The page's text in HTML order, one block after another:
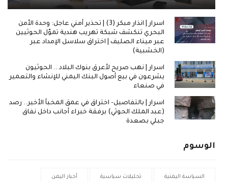
اسرار | انذار مبكر (3) | تحذير أمني عاجل: وحدة الأمن
البحري تنكشف شبكة تهريب هندية تموّل الحوثيين
عبر ميناء الصليف | اختراق سلاسل الإمداد عبر
(الخشبية)
اسرار | نهب صريح لأعرق بنوك البلاد .. الحوثيون
يشرعون في بيع أصول البنك اليمني للإنشاء والتعمير
في صنعاء
اسرار | بالتفاصيل- اختراق في عمق المخبأ الأخير.. رصد
(عبد الملك الحوثي) برفقة خبراء أجانب داخل نفاق
جبلي بصعدة
الوسوم
السياسة اليمنية تحليلات سياسية أخبار اليمن